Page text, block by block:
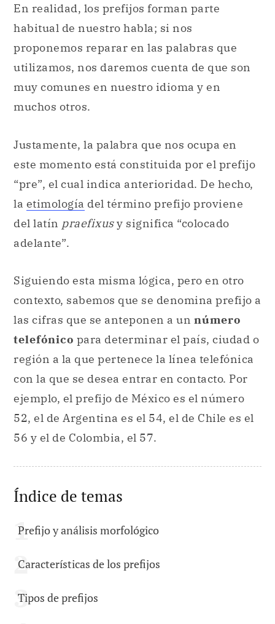
En realidad, los prefijos forman parte
habitual de nuestro habla; si nos
proponemos reparar en las palabras que
utilizamos, nos daremos cuenta de que son
muy comunes en nuestro idioma y en
muchos otros.
Justamente, la palabra que nos ocupa en
este momento está constituida por el prefijo
“pre”, el cual indica anterioridad. De hecho,
la etimología del término prefijo proviene
del latín praefixusy significa “colocado
adelante”.
Siguiendo esta misma lógica, pero en otro
contexto, sabemos que se denomina prefijo a
las cifras que se anteponen a un número
telefónico para determinar el país, ciudad o
región a la que pertenece la línea telefónica
con la que se desea entrar en contacto. Por
ejemplo, el prefijo de México es el número
52, el de Argentina es el 54, el de Chile es el
56 y el de Colombia, el 57.
Índice de temas
Prefijo y análisis morfológico
Características de los prefijos
Tipos de prefijos